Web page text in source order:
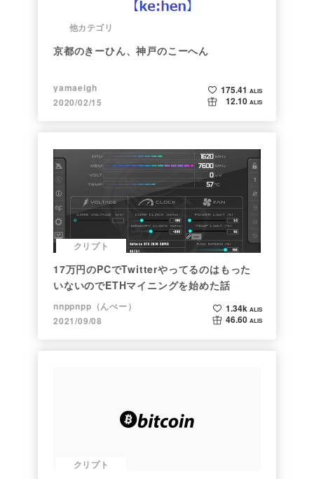
他カテゴリ
京都のきーひん、神戸のこーへん
yamaeigh
2020/02/15
175.41 ALIS
12.10 ALIS
クリプト
17万円のPCでTwitterやってるのはもった
いないのでETHマイニングを始めた話
nnppnpp（んぺー）
2021/09/08
1.34k ALIS
46.60 ALIS
クリプト